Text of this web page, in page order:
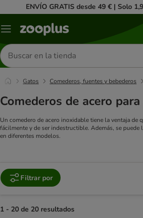
ENVÍO GRATIS desde 49 € | Solo
Menú
Buscar
productos
Gatos Comederos, fuentes y bebederos
Comederos de acero
Un comedero de acero inoxidable tiene la ventaja de
fácilmente y de ser indestructible. Además, se puede
en diferentes modelos.
Filtrar por
1 - 20 de 20 resultados